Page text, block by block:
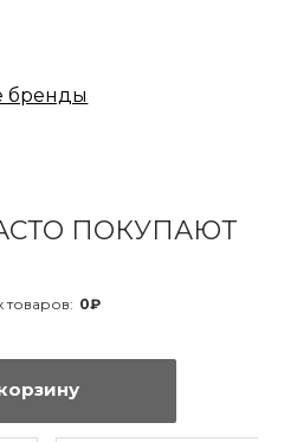
бренды
ПОКУПАЮТ
0₽